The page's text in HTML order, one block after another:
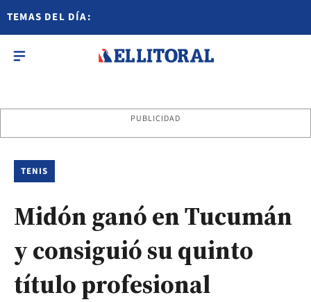
TEMAS DEL DÍA:
PUBLICIDAD
TENIS
Midón ganó en Tucumán
y consiguió su quinto
título profesional